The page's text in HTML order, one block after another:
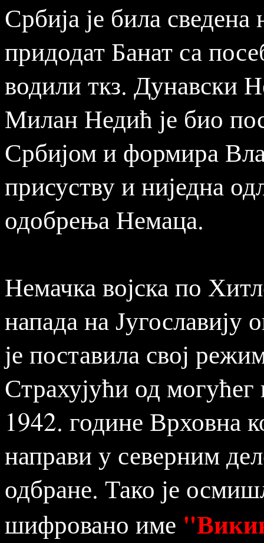
Србија је била сведена
придодат Банат са
водили ткз. Дунавски
Милан Недић је био
Србијом и формира
присуству и ниједна
одобрења Немаца.
Немачка војска по
напада на
је поставила свој
Страхујући од могућег
1942. године Врховна
направи у северним
одбране. Тако је
шифровано име